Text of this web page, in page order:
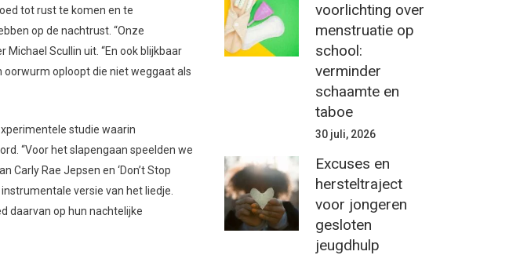
tot rust te komen en te
op de nachtrust. “Onze
Scullin uit. “En ook blijkbaar
oorwurm oploopt die niet weggaat als
studie waarin
“Voor het slapengaan speelden we
Carly Rae Jepsen en ‘Don’t Stop
versie van het liedje.
daarvan op hun nachtelijke
voorlichting over
menstruatie op
school:
verminder
schaamte en
taboe
30 juli, 2026
Excuses en
hersteltraject
voor jongeren
gesloten
jeugdhulp